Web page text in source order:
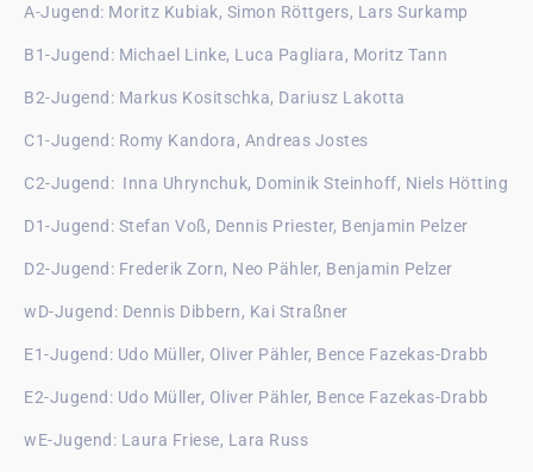
A-Jugend: Moritz Kubiak, Simon Röttgers, Lars Surkamp
B1-Jugend: Michael Linke, Luca Pagliara, Moritz Tann
B2-Jugend: Markus Kositschka, Dariusz Lakotta
C1-Jugend: Romy Kandora, Andreas Jostes
C2-Jugend: Inna Uhrynchuk, Dominik Steinhoff, Niels Hötting
D1-Jugend: Stefan Voß, Dennis Priester, Benjamin Pelzer
D2-Jugend: Frederik Zorn, Neo Pähler, Benjamin Pelzer
wD-Jugend: Dennis Dibbern, Kai Straßner
E1-Jugend: Udo Müller, Oliver Pähler, Bence Fazekas-Drabb
E2-Jugend: Udo Müller, Oliver Pähler, Bence Fazekas-Drabb
wE-Jugend: Laura Friese, Lara Russ